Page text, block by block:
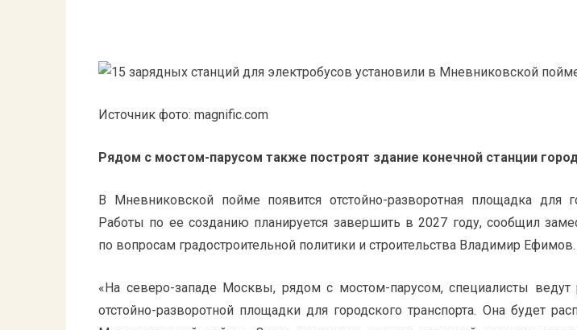
Источник фото: magnific.com
Рядом с мостом-парусом также построят здание конечной станции
В Мневниковской пойме появится отстойно-разворотная площадка для
Работы по ее созданию планируется завершить в 2027 году, сообщил
по вопросам градостроительной политики и строительства Владимир Ефимов.
«На северо-западе Москвы, рядом с мостом-парусом, специалисты ведут
отстойно-разворотной площадки для городского транспорта. Она будет